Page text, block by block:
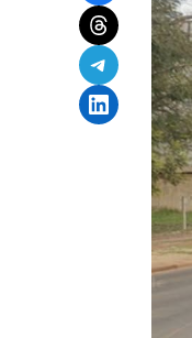
Share on Threads
Share on
Share on LinkedIn